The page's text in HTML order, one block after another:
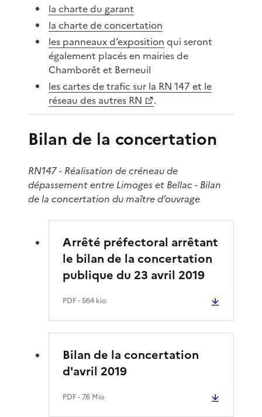
la charte du garant
la charte de concertation
les panneaux d’exposition qui seront
également placés en mairies de
Chamborêt et Berneuil
les cartes de trafic sur la RN 147 et le
réseau des autres RN
.
Bilan de la concertation
RN147 - Réalisation de créneau de
dépassement entre Limoges et Bellac - Bilan
de la concertation du maître d’ouvrage
Arrêté préfectoral arrêtant
le bilan de la concertation
publique du 23 avril 2019
PDF- 564 kio
Bilan de la concertation
d'avril 2019
PDF- 7.6 Mio